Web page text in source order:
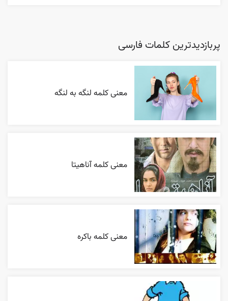
پربازدیدترین کلمات فارسی
معنی کلمه لنگه به لنگه
معنی کلمه آناهیتا
معنی کلمه باکره